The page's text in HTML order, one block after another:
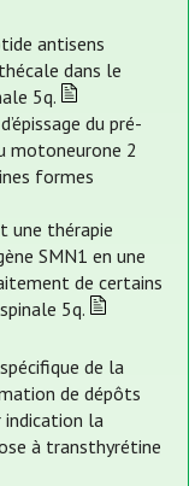
antisens
dans le
5q.
du pré-
motoneurone 2
formes
une thérapie
SMN1 en une
de certains
5q.
de la
de dépôts
indication la
à transthyrétine